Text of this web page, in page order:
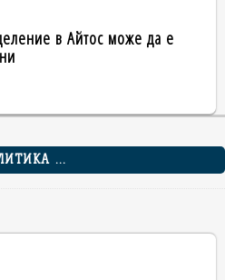
в Айтос може да е
...